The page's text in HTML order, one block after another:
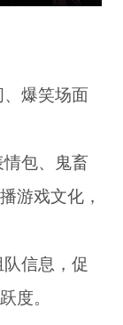
、爆笑场面
情包、鬼畜
游戏文化，
队信息，促
度。